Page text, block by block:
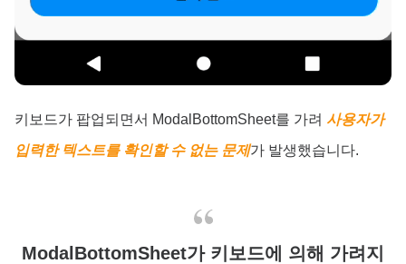
키보드가 팝업되면서 ModalBottomSheet를 가려 사용자가
입력한 텍스트를 확인할 수 없는 문제가 발생했습니다.
ModalBottomSheet가 키보드에 의해 가려지